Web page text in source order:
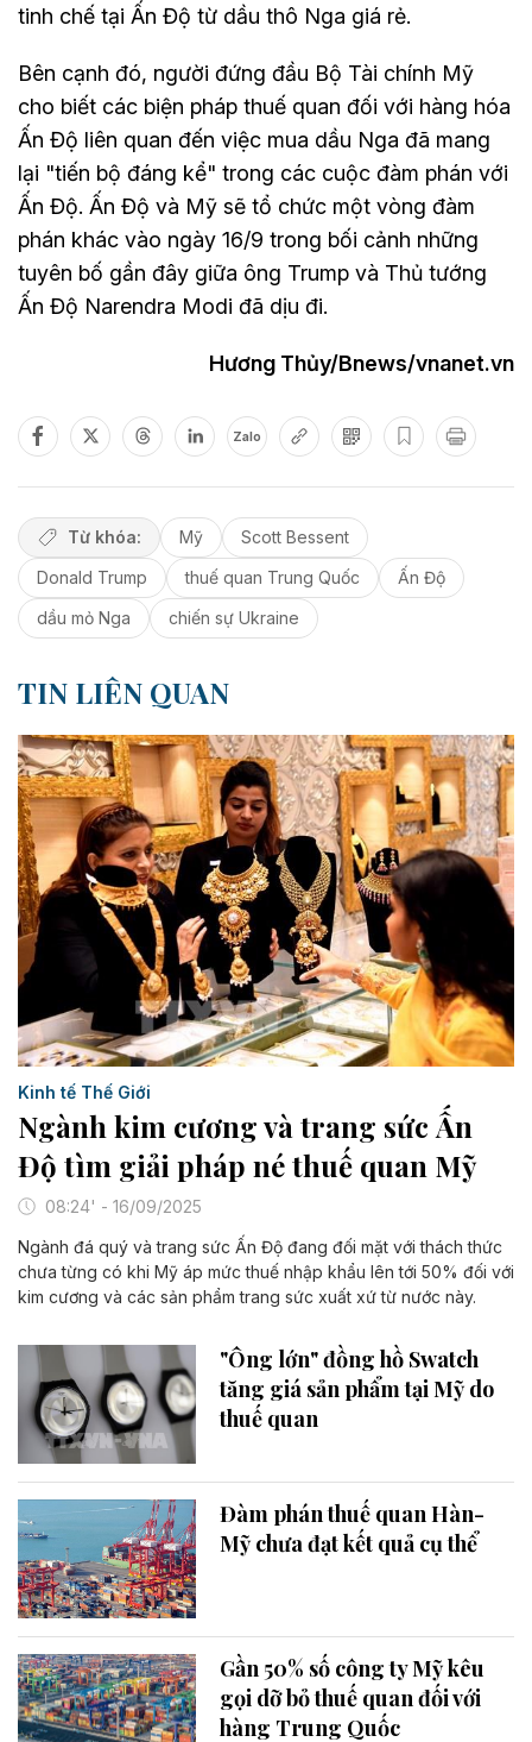
tinh chế tại Ấn Độ từ dầu thô Nga giá rẻ.
Bên cạnh đó, người đứng đầu Bộ Tài chính Mỹ
cho biết các biện pháp thuế quan đối với hàng hóa
Ấn Độ liên quan đến việc mua dầu Nga đã mang
lại "tiến bộ đáng kể" trong các cuộc đàm phán với
Ấn Độ. Ấn Độ và Mỹ sẽ tổ chức một vòng đàm
phán khác vào ngày 16/9 trong bối cảnh những
tuyên bố gần đây giữa ông Trump và Thủ tướng
Ấn Độ Narendra Modi đã dịu đi.
Hương Thủy/Bnews/vnanet.vn
Zalo
Từ khóa: Mỹ
Scott Bessent
Donald Trump
thuế quan Trung Quốc
Ấn Độ
dầu mỏ Nga
chiến sự Ukraine
TIN LIÊN QUAN
Kinh tế Thế Giới
Ngành kim cương và trang sức Ấn
Độ tìm giải pháp né thuế quan Mỹ
08:24' - 16/09/2025
Ngành đá quý và trang sức Ấn Độ đang đối mặt với thách thức
chưa từng có khi Mỹ áp mức thuế nhập khẩu lên tới 50% đối với
kim cương và các sản phẩm trang sức xuất xứ từ nước này.
"Ông lớn" đồng hồ Swatch
tăng giá sản phẩm tại Mỹ do
thuế quan
Đàm phán thuế quan Hàn-
Mỹ chưa đạt kết quả cụ thể
Gần 50% số công ty Mỹ kêu
gọi dỡ bỏ thuế quan đối với
hàng Trung Quốc